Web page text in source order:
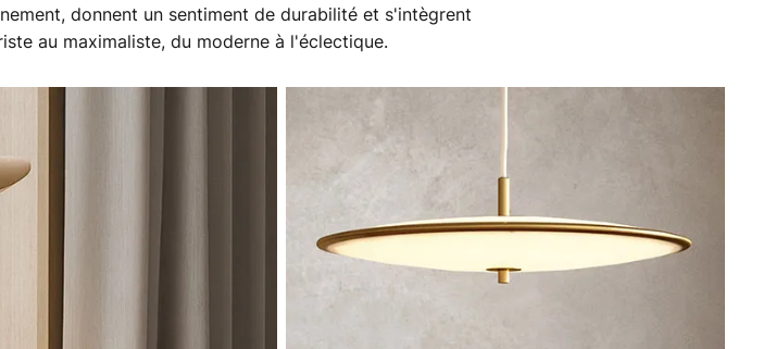
donnent un sentiment de durabilité et s'intègrent
au maximaliste, du moderne à l'éclectique.